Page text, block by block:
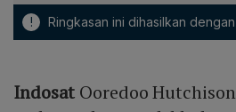
! Ringkasan ini dihasilkan
Indosat Ooredoo